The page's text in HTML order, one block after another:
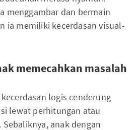
menggambar dan bermain
ia memiliki kecerdasan visual-
memecahkan masalah
logis cenderung
lewat perhitungan atau
anak dengan